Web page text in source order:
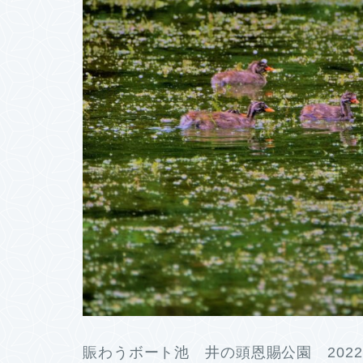
賑わうボート池 井の頭恩賜公園